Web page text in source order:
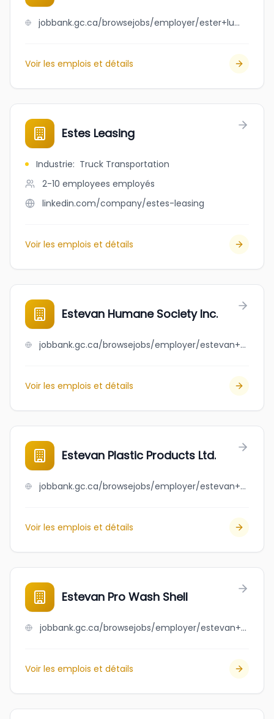
jobbank.gc.ca/browsejobs/employer/ester+lumidao%2C+pablo+lumidao/ca
Voir les emplois et détails
Estes Leasing
Industrie: Truck Transportation
2-10 employees employés
linkedin.com/company/estes-leasing
Voir les emplois et détails
Estevan Humane Society Inc.
jobbank.gc.ca/browsejobs/employer/estevan+humane+society+inc./ca
Voir les emplois et détails
Estevan Plastic Products Ltd.
jobbank.gc.ca/browsejobs/employer/estevan+plastic+products+ltd./ca
Voir les emplois et détails
Estevan Pro Wash Shell
jobbank.gc.ca/browsejobs/employer/estevan+pro+wash+shell/ca
Voir les emplois et détails